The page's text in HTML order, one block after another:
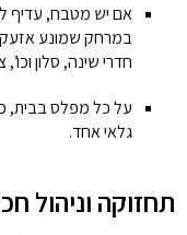
אם יש מטבח, עדיף
במרחק שמונע
חדרי שינה, סלון
על כל מפלס בבית,
גלאי אחד.
תחזוקה וניהול